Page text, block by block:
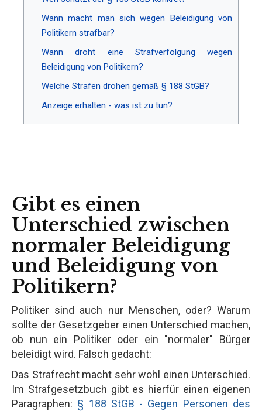
Wann macht man sich wegen Beleidigung von
Politikern strafbar?
Wann droht eine Strafverfolgung wegen
Beleidigung von Politikern?
Welche Strafen drohen gemäß § 188 StGB?
Anzeige erhalten - was ist zu tun?
Gibt es einen
Unterschied zwischen
normaler Beleidigung
und Beleidigung von
Politikern?
Politiker sind auch nur Menschen, oder? Warum
sollte der Gesetzgeber einen Unterschied machen,
ob nun ein Politiker oder ein "normaler" Bürger
beleidigt wird. Falsch gedacht:
Das Strafrecht macht sehr wohl einen Unterschied.
Im Strafgesetzbuch gibt es hierfür einen eigenen
Paragraphen: § 188 StGB - Gegen Personen des